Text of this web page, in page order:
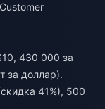
430 000 за
за доллар).
41%), 500